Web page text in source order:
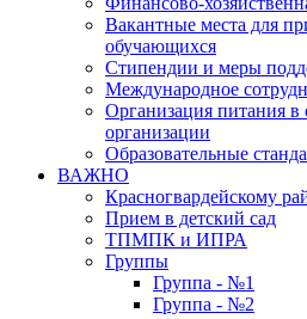
Вакантные места для
обучающихся
Стипендии и меры
Международное
Организация питания в
организации
Образовательные
ВАЖНО
Красногвардейскому
Прием в детский сад
ТПМПК и ИПРА
Группы
Группа - №1
Группа - №2